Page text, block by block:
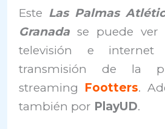
Este Las Palmas
Granadase puede
televisión e
transmisión de la
streaming Footters.
también por PlayUD.